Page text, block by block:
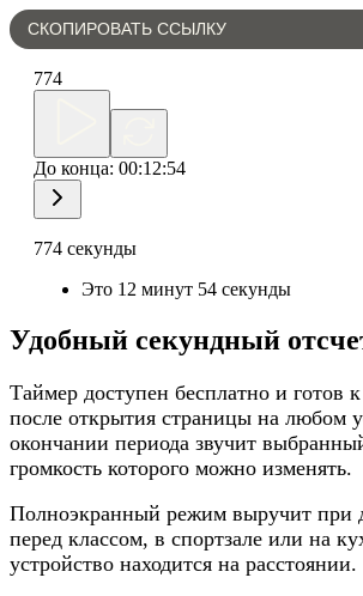
СКОПИРОВАТЬ ССЫЛКУ
774
До конца: 00:12:54
774 секунды
Это 12 минут 54 секунды
Удобный секундный
Таймер доступен бесплатно и готов к
после открытия страницы на любом
окончании периода звучит
громкость которого можно изменять.
Полноэкранный режим выручит при
перед классом, в спортзале или на
устройство находится на расстоянии.